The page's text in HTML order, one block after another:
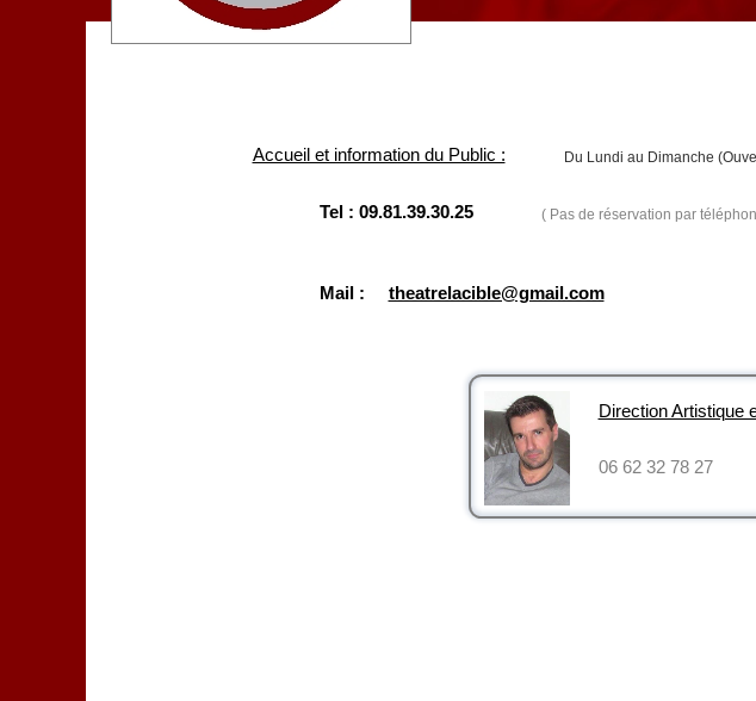
Accueil et information du Public : Du Lundi au Dimanche
Tel : 09.81.39.30.25 ( Pas de réservation par
Mail : theatrelacible@gmail.com
Direction Artistique
06 62 32 78 27